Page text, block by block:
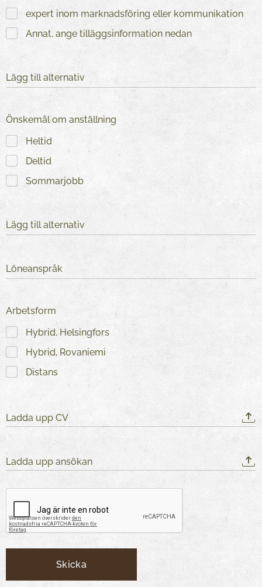
expert inom marknadsföring eller kommunikation
Annat, ange tilläggsinformation nedan
Lägg till alternativ
Önskemål om anställning
Heltid
Deltid
Sommarjobb
Lägg till alternativ
Löneanspråk
Arbetsform
Hybrid, Helsingfors
Hybrid, Rovaniemi
Distans
Ladda upp CV
Ladda upp ansökan
Skicka